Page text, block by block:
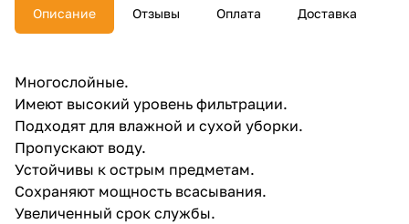
Описание Отзывы Оплата Доставка
Многослойные.
Имеют высокий уровень фильтрации.
Подходят для влажной и сухой уборки.
Пропускают воду.
Устойчивы к острым предметам.
Сохраняют мощность всасывания.
Увеличенный срок службы.